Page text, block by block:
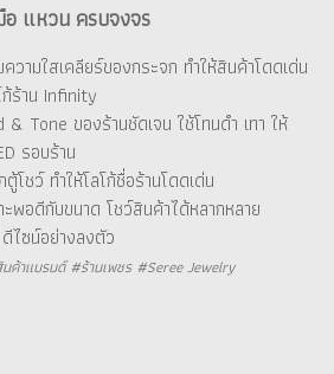
อ แหวน ครบจงจร
วามใสเคลียร์ของกระจก ทำให้สินค้าโดดเด่น
ก้ร้าน Infinity
& Tone ของร้านชัดเจน ใช้โทนดำ เทา ให้
รอบร้าน
โชว์ ทำให้โลโก้ชื่อร้านโดดเด่น
พอดีกับขนาด โชว์สินค้าได้หลากหลาย
ไซน์อย่างลงตัว
ค้าแบรนด์ #ร้านเพชร #Seree Jewelry